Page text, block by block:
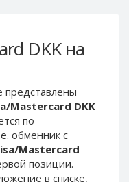
DKK на
Mastercard DKK
по
обменник с
Mastercard
позиции.
в списке,
Payeer Tether ERC20
ЮMoney RUB
PayPal USD
PayPal EUR
PayPal GBP